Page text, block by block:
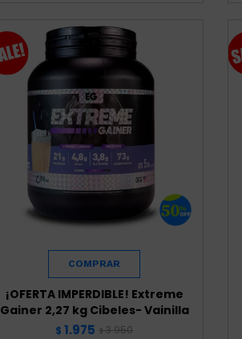
¡OFERTA IMPERDIBLE! Extreme
Gainer 2,27 kg Cibeles- Vainilla
$ 1.975 $ 3.950